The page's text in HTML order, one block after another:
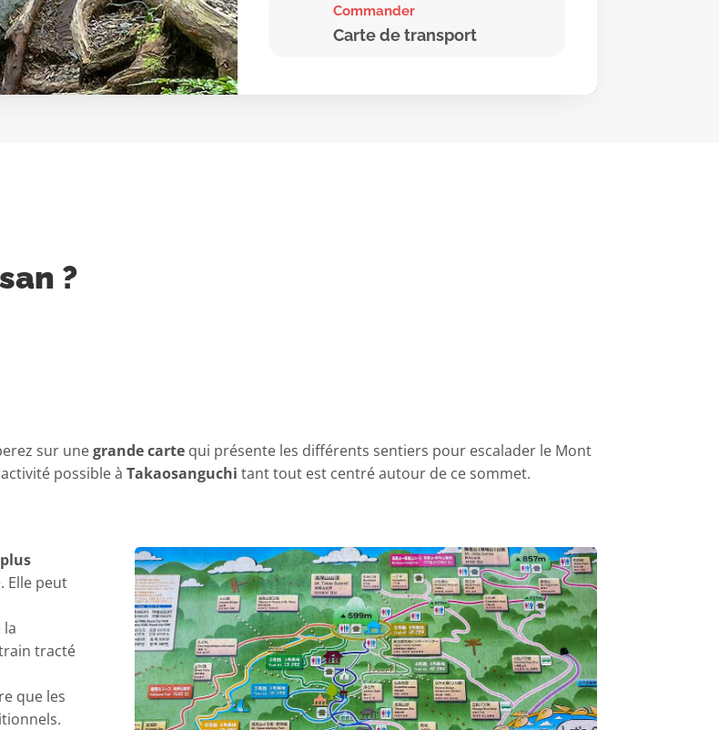
Commander
Carte de transport
?
sur unegrande carte qui présente les différents sentiers pour escalader le Mont
possible àTakaosanguchi tant tout est centré autour de ce sommet.
plus
Elle peut
la
tracté
que les